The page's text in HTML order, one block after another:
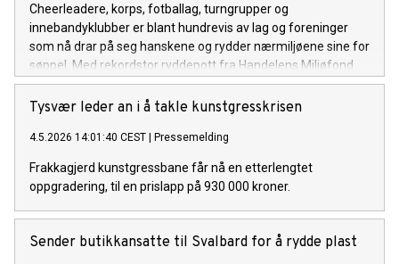
Cheerleadere, korps, fotballag, turngrupper og
innebandyklubber er blant hundrevis av lag og foreninger
som nå drar på seg hanskene og rydder nærmiljøene sine for
søppel. Med rekordstor ryddepott fra Handelens Miljøfond
og 18 SpareBank 1-stiftelser, er Plastdugnaden større enn
noen gang.
Tysvær leder an i å takle kunstgresskrisen
4.5.2026 14:01:40 CEST | Pressemelding
Frakkagjerd kunstgressbane får nå en etterlengtet
oppgradering, til en prislapp på 930 000 kroner.
Sender butikkansatte til Svalbard for å rydde plast